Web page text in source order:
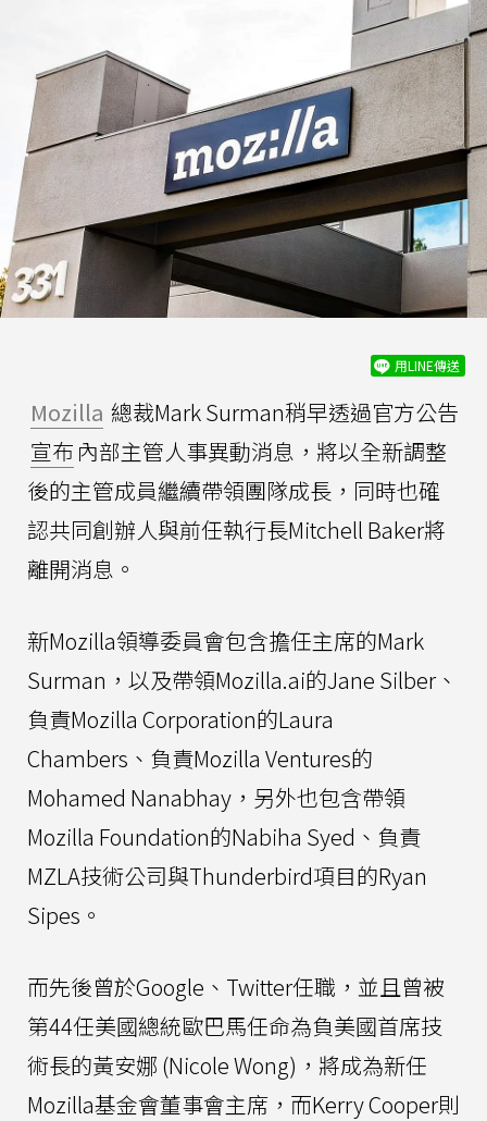
用LINE傳送
Mozilla 總裁Mark Surman稍早透過官方公告
宣布 內部主管人事異動消息，將以全新調整
後的主管成員繼續帶領團隊成長，同時也確
認共同創辦人與前任執行長Mitchell Baker將
離開消息。
新Mozilla領導委員會包含擔任主席的Mark
Surman，以及帶領Mozilla.ai的Jane Silber、
負責Mozilla Corporation的Laura
Chambers、負責Mozilla Ventures的
Mohamed Nanabhay，另外也包含帶領
Mozilla Foundation的Nabiha Syed、負責
MZLA技術公司與Thunderbird項目的Ryan
Sipes。
而先後曾於Google、Twitter任職，並且曾被
第44任美國總統歐巴馬任命為負美國首席技
術長的黃安娜 (Nicole Wong)，將成為新任
Mozilla基金會董事會主席，而Kerry Cooper則